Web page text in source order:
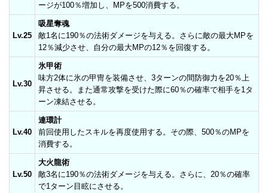
ージが100％増加し、MPを500消費する。
Lv.25
吸星奪魂
敵1名に190％の法術ダメージを与える。さらに敵の最大MPを
12％減少させ、自分の最大MPの12％を回復する。
Lv.30
氷甲術
味方2体に氷の甲冑を装備させ、3ターンの間防御力を20％上
昇させる。また通常攻撃を受けた際に60％の確率で相手を1タ
ーン凍結させる。
Lv.40
連環計
前回使用したスキルを再度使用する。その際、500％のMPを
消費する。
Lv.50
大火龍術
敵3名に190％の法術ダメージを与える。さらに、20％の確率
で1ターン目眩にさせる。